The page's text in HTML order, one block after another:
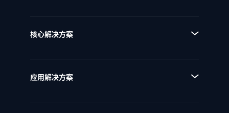
■ BPI流程挖掘分析平台
■ BPE流程引擎
核心解决方案
■ 流程资产管理
应用解决方案